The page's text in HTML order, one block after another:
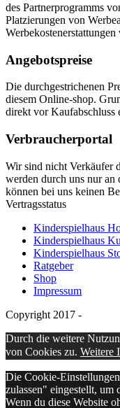
des Partnerprogramms
Platzierungen von
Angebotspreise
Die durchgestrichenen
diesem Online-shop.
direkt vor Kaufabschluss
Verbraucherportal
Wir sind nicht Verkäufer
werden durch uns nur an
können bei uns keinen
Vertragsstatus
Kinderspielhaus
Kinderspielhaus
Kinderspielhaus
Ratgeber
Shop
Impressum
Copyright 2017 -
Durch die weitere
von Cookies zu. Weitere
Die Cookie-
zulassen" eingestellt, um
Wenn du diese Website